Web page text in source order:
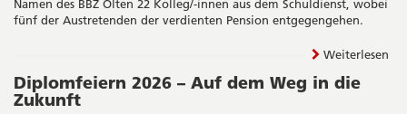
Namen des BBZ Olten 22 Kolleg/-innen aus dem Schuldienst, wobei
fünf der Austretenden der verdienten Pension entgegengehen.
Weiterlesen
Diplomfeiern 2026 – Auf dem Weg in die
Zukunft